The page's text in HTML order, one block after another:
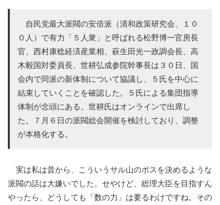
自民党最大派閥の安倍派（清和政策研究会、１０
０人）で有力「５人衆」と呼ばれる松野博一官房長
官、西村康稔経済産業相、萩生田光一政調会長、高
木毅国対委員長、世耕弘成参院幹事長は３０日、国
会内で同派の新体制について協議し、５氏を中心に
結束していくことを確認した。５氏による集団指導
体制が念頭にある。世耕氏はオンラインで出席し
た。７月６日の派閥総会開催を検討しており、調整
が本格化する。
実は私は昔から、こういうサル山のボスを決めるような
派閥の話は大嫌いでした。せやけど、総理大臣を目指すん
やったら、どうしても「数の力」は要るわけですね。その